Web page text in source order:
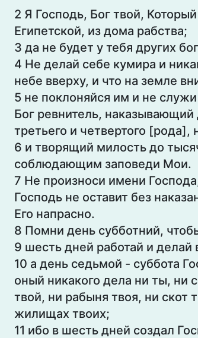
2 Я Господь, Бог твой,
Египетской, из дома рабства;
3 да не будет у тебя других
4 Не делай себе кумира и
небе вверху, и что на земле
5 не поклоняйся им и не
Бог ревнитель, наказывающий
третьего и четвертого
6 и творящий милость до
соблюдающим заповеди Мои.
7 Не произноси имени
Господь не оставит без
Его напрасно.
8 Помни день субботний,
9 шесть дней работай и делай
10 а день седьмой - суббота
оный никакого дела ни ты, ни
твой, ни рабыня твоя, ни скот
жилищах твоих;
11 ибо в шесть дней создал